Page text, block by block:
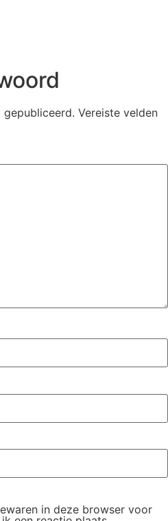
Vereiste velden
in deze browser voor